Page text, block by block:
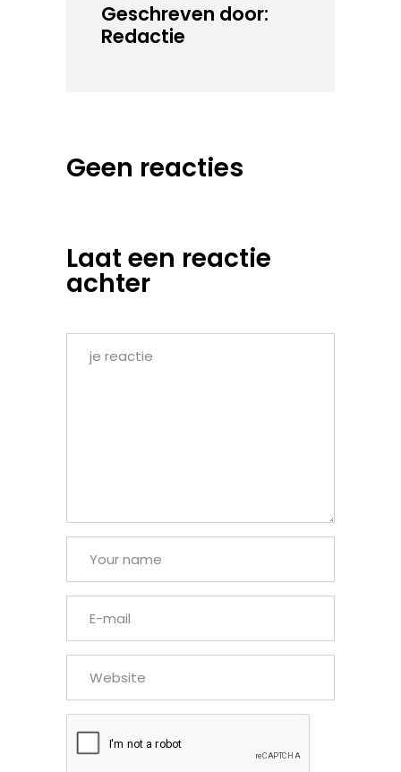
Geschreven door:
Redactie
Geen reacties
Laat een reactie
achter